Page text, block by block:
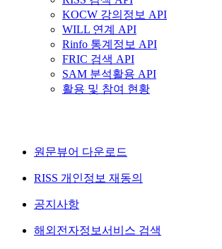
KOCW 강의정보 API
WILL 연계 API
Rinfo 통계정보 API
FRIC 검색 API
SAM 분석활용 API
활용 및 참여 현황
원문뷰어 다운로드
RISS 개인정보 재동의
공지사항
해외전자정보서비스 검색